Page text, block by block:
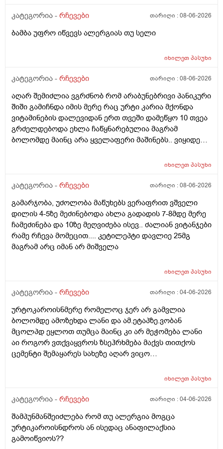
კატეგორია - რჩევები თარიღი :08-06-2026
ბამბა უფრო იწვევს ალერგიას თუ სელი
იხილეთპასუხი
კატეგორია - რჩევები თარიღი :08-06-2026
აღარ შემიძლია ვგრძნობ რომ არაბუნებრივი პანიკური
შიში გამიჩნდა იმის მერე რაც ურტი კარია მქონდა
ვიტამინების დალევიდან ერთ თვეში დამეწყო 10 თვეა
გრძელდებოდა ეხლა ჩაწყნარებულია მაგრამ
ბოლომდე მაინც არა ყველაფერი მაშინებს.. ვიყიდე
არა.მაშონ ანაფილაქსია ხომ არ მექმება?
ცუდათ ვხდებინშოშოსგან მარტო მაშინებს ეს
ონტელექტოც ანაფილაქსიას ახსენებს სულ დამამე
როზა
იხილეთპასუხი
კატეგორია - რჩევები თარიღი :08-06-2026
გამარჯობა, უძოლობა მაწუხებს ვერაფრით ვშველი
დილის 4-5ზე მეძინებოდა ახლა გადადის 7-8მდე მერე
ჩამეძინება და 10ზე მეღვიძება ისევ.. ძალიან ვიტანჯები
რამე რჩევა მომეცით.... კეტილეპტი დავლიე 25მგ
მაგრამ არც იმან არ მიშველა
იხილეთპასუხი
კატეგორია - რჩევები თარიღი :04-06-2026
ურტოკაროისნმერე რომელოც ჯერ არ გამვლია
ბოლომდე ამოზეხდა ლანი და ამ.ეტაპზე.ვობან
მცოლპდ ეყლოთ თუმცა მაინც კი არ მეჭომება ლანი
აი როგორ ვთქვაყვროს ზსეჰრხმება მაქვს თითქოს
ცემენტი შემაყარეს სახეზე აღარ ვიცო
წვალებაშო..სულ ბავშობიდან დღემდე ალისა საპონს
2036წელს.ვეღარ ბხმღობ.მცპლპდნეყალოც კი ესეთ
დამატენოანებელო ვერ მშველოს.პოროს დაბანოს
მერე 4ჯერ ვისმევ პატარა პატარა შიალედებში
ბიბჩენის დამცავ გვირილოს კრემს პანთენოლოთ რომ
იხილეთპასუხი
კატეგორია - რჩევები თარიღი :04-06-2026
შამპუნმანშეიძლება რომ თუ ალერგია მოგცა
ურტიკაროისნდროს ან ისედაც ანაფილაქსია
გამოიწვიოს??